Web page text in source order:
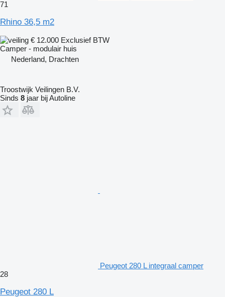
71
Rhino 36,5 m2
€ 12.000 Exclusief BTW
Camper - modulair huis
Nederland, Drachten
Troostwijk Veilingen B.V.
Sinds 8 jaar bij Autoline
Peugeot 280 L integraal camper
28
Peugeot 280 L